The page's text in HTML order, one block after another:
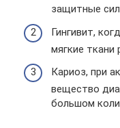
защитные
Гингивит,
мягкие ткани
Кариоз, при
вещество
большом